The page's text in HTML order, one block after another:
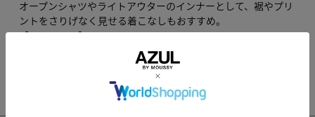
オープンシャツやライトアウターのインナーとして、裾やプリ
ントをさりげなく見せる着こなしもおすすめ。
【ストリート】
バギーパンツやカーゴパンツ、ハイカットスニーカーと合わせ
たボリューム感のあるスタイリングとも好相性。
WHTはクリーンで明るい印象に、BLKはコーディネートを引き
もっと見る